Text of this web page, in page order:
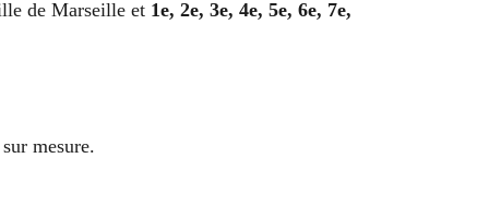
de Marseille et 1e, 2e, 3e, 4e, 5e, 6e, 7e,
mesure.